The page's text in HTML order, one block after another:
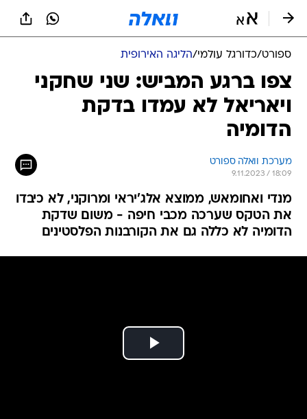
ספורט/כדורגל עולמי/הליגה האירופית
צפו ברגע המביש: שני שחקני
ויאריאל לא עמדו בדקת
הדומיה
מערכת וואלה ספורט
9.11.2023 / 18:09
מנדי ואחומאש, ממוצא אלג'יראי ומרוקני, לא כיבדו
את הטקס שערכה מכבי חיפה - משום שדקת
הדומיה לא כללה גם את הקורבנות הפלסטינים